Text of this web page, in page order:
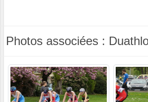
Photos associées :